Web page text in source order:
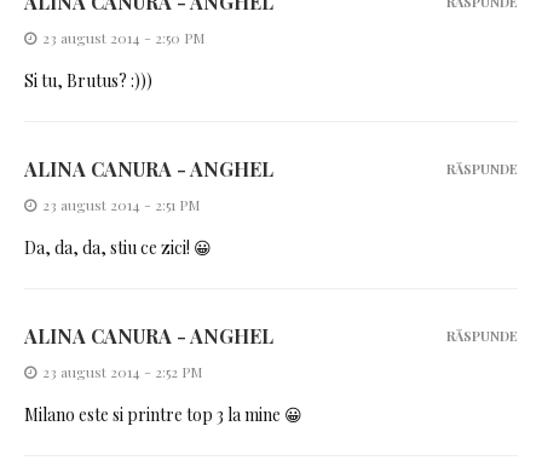
23 august 2014 - 2:50 PM
Si tu, Brutus? :)))
ALINA CANURA - ANGHEL
23 august 2014 - 2:51 PM
Da, da, da, stiu ce zici! 😀
RĂSPUNDE
ALINA CANURA - ANGHEL
23 august 2014 - 2:52 PM
Milano este si printre top 3 la mine 😀
RĂSPUNDE